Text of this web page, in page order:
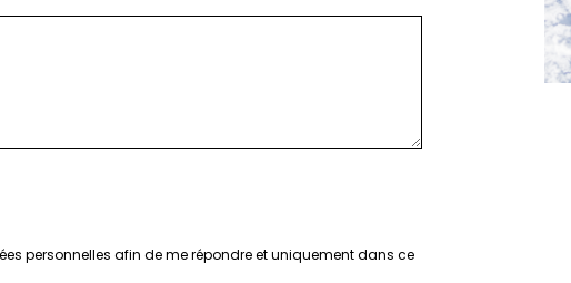
personnelles afin de me répondre et uniquement dans ce